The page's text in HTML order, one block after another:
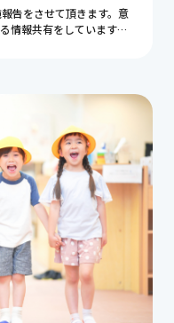
告をさせて頂きます。意
情報共有をしています。